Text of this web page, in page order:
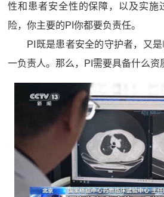
性和患者安全性的保障，以及实施
险，你主要的PI你都要负责任。
PI既是患者安全的守护者，又
一负责人。那么，PI需要具备什么资